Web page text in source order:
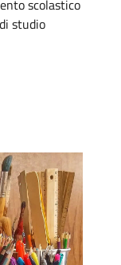
scolastico
studio